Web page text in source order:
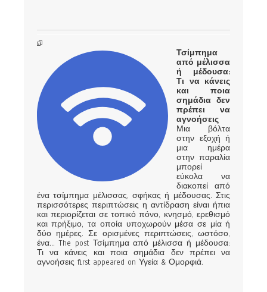
Τσίμπημα
από μέλισσα
ή μέδουσα:
Τι να κάνεις
και ποια
σημάδια δεν
πρέπει να
αγνοήσεις
Μια βόλτα
στην εξοχή ή
μια ημέρα
στην παραλία
μπορεί
εύκολα να
διακοπεί από
ένα τσίμπημα μέλισσας, σφήκας ή μέδουσας. Στις
περισσότερες περιπτώσεις η αντίδραση είναι ήπια
και περιορίζεται σε τοπικό πόνο, κνησμό, ερεθισμό
και πρήξιμο, τα οποία υποχωρούν μέσα σε μία ή
δύο ημέρες. Σε ορισμένες περιπτώσεις, ωστόσο,
ένα... The post Τσίμπημα από μέλισσα ή μέδουσα:
Τι να κάνεις και ποια σημάδια δεν πρέπει να
αγνοήσεις first appeared on Υγεία & Ομορφιά.